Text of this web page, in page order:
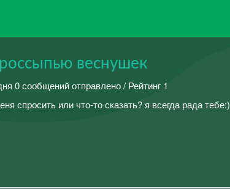
веснушек
0 сообщений отправлено / Рейтинг 1
спросить или что-то сказать? я всегда рада тебе:)